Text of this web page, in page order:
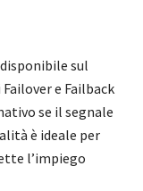
sul
e Failback
se il segnale
è ideale per
l’impiego